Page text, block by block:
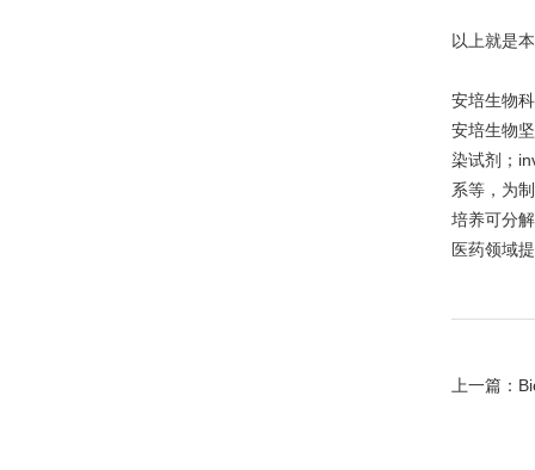
以上就是
安培生物
安培生物
染试剂；
系等，为
培养可分
医药领域
上一篇：